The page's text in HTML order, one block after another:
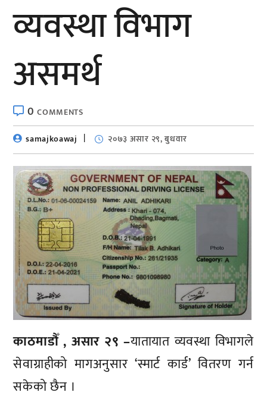
व्यवस्था विभाग
असमर्थ
0COMMENTS
samajkoawaj
२०७३ असार २९, बुधवार
काठमाडौँ , असार २९ –यातायात व्यवस्था विभागले
सेवाग्राहीको मागअनुसार ‘स्मार्ट कार्ड’ वितरण गर्न
सकेको छैन ।